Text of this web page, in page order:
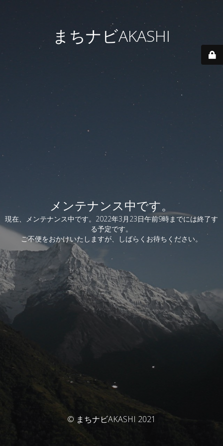
まちナビAKASHI
メンテナンス中です。
現在、メンテナンス中です。2022年3月23日午前9時までには終了す
る予定です。
ご不便をおかけいたしますが、しばらくお待ちください。
© まちナビAKASHI 2021